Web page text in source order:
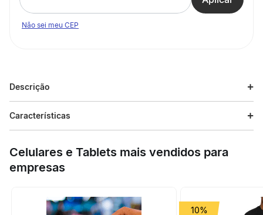
Não sei meu CEP
Descrição
Camiseta desenvolvida para uso casual Camiseta com vivos
de toque zero de listras pretas e brancas com padronagem
inspirada nas penas do Galo, mascote do clube.
Características
Celulares e Tablets mais vendidos para
empresas
10%